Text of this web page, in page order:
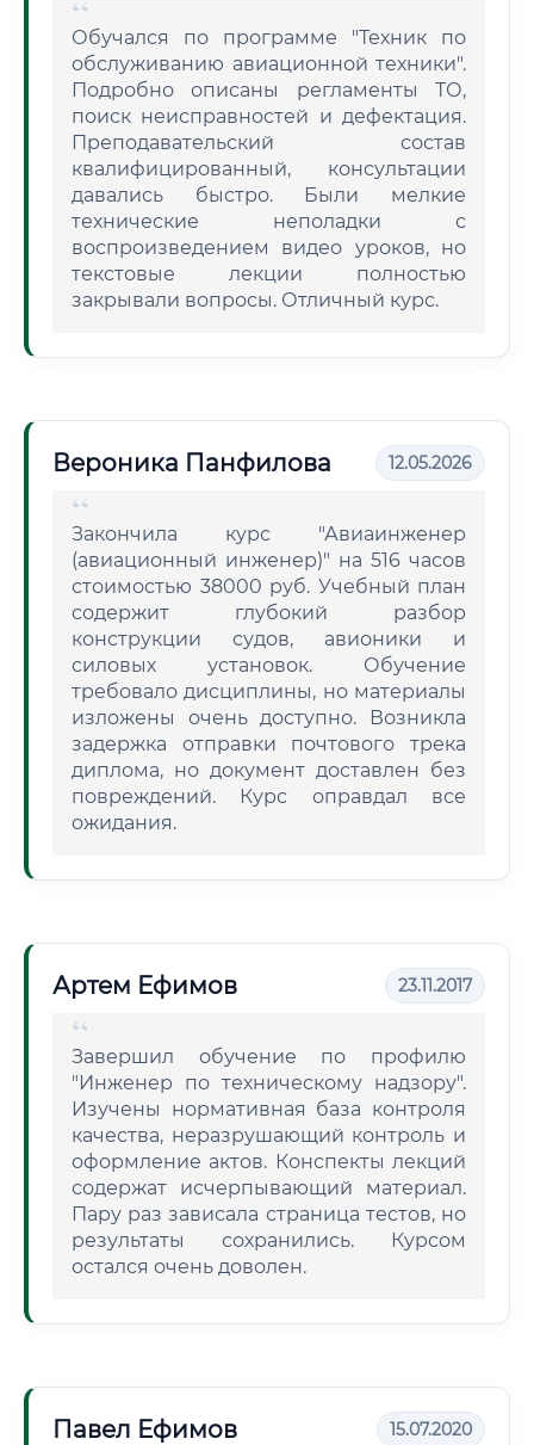
Обучался по программе "Техник по
обслуживанию авиационной техники".
Подробно описаны регламенты ТО,
поиск неисправностей и дефектация.
Преподавательский состав
квалифицированный, консультации
давались быстро. Были мелкие
технические неполадки с
воспроизведением видео уроков, но
текстовые лекции полностью
закрывали вопросы. Отличный курс.
Вероника Панфилова 12.05.2026
Закончила курс "Авиаинженер
(авиационный инженер)" на 516 часов
стоимостью 38000 руб. Учебный план
содержит глубокий разбор
конструкции судов, авионики и
силовых установок. Обучение
требовало дисциплины, но материалы
изложены очень доступно. Возникла
задержка отправки почтового трека
диплома, но документ доставлен без
повреждений. Курс оправдал все
ожидания.
Артем Ефимов 23.11.2017
Завершил обучение по профилю
"Инженер по техническому надзору".
Изучены нормативная база контроля
качества, неразрушающий контроль и
оформление актов. Конспекты лекций
содержат исчерпывающий материал.
Пару раз зависала страница тестов, но
результаты сохранились. Курсом
остался очень доволен.
Павел Ефимов 15.07.2020